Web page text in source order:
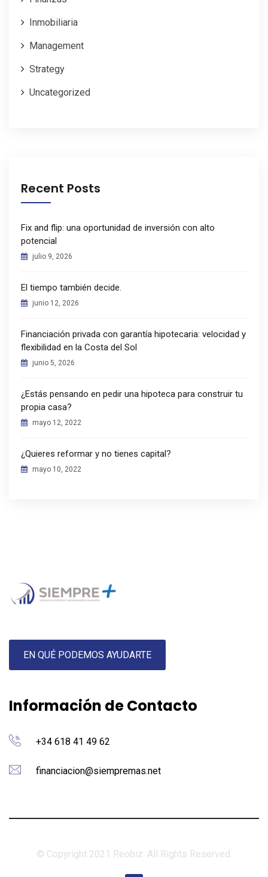
Inmobiliaria
Management
Strategy
Uncategorized
Recent Posts
Fix and flip: una oportunidad de inversión con alto
potencial
julio 9, 2026
El tiempo también decide.
junio 12, 2026
Financiación privada con garantía hipotecaria: velocidad y
flexibilidad en la Costa del Sol
junio 5, 2026
¿Estás pensando en pedir una hipoteca para construir tu
propia casa?
mayo 12, 2022
¿Quieres reformar y no tienes capital?
mayo 10, 2022
EN QUÉ PODEMOS AYUDARTE
Información de Contacto
+34 618 41 49 62
financiacion@siempremas.net
© Copyright 2021 Reobiz. All Rights Reserved.